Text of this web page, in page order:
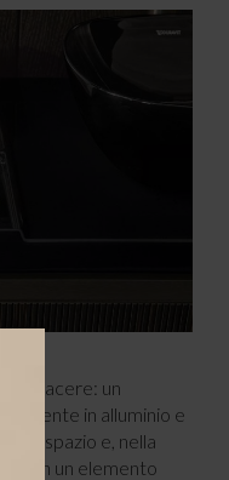
a piacere: un
in alluminio e
spazio e, nella
con un elemento